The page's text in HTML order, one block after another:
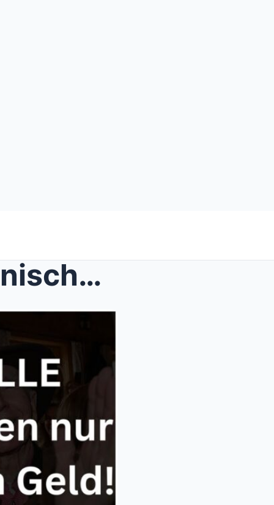
Einsamer Prinz oder medizinische Sensation? Frédér...